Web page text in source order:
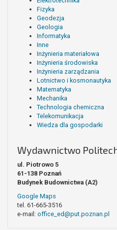
Fizyka
Geodezja
Geologia
Informatyka
Inne
Inżynieria materiałowa
Inżynieria środowiska
Inżynieria zarządzania
Lotnictwo i kosmonautyka
Matematyka
Mechanika
Technologia chemiczna
Telekomunikacja
Wiedza dla gospodarki
Wydawnictwo
ul. Piotrowo 5
61-138 Poznań
Budynek Budownictwa (A2)
Google Maps
tel. 61-665-3516
e-mail: office_ed@put.poznan.pl